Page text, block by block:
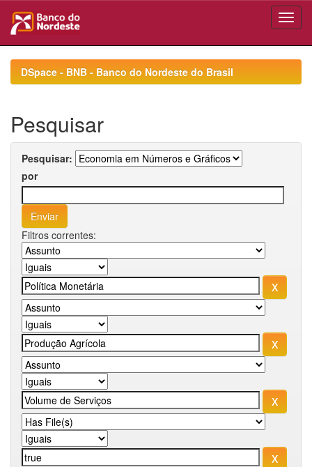
navigationDSpace - BNB - Banco do Nordeste do Brasil
Pesquisar
Pesquisar:
por
Filtros correntes: